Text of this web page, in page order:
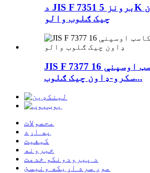
د JIS F 7351 برونز 5K سکرو-ډاون
چیک ګلوب والو
JIS F 7377 د کاسټ اوسپنې 16K
سکرو-ډاون چیک ګلوب...
محصولات
په اړه
کیفیت
خبرونه
د پیرودونکو خدمت
موږ سره اړیکه ونیسئ